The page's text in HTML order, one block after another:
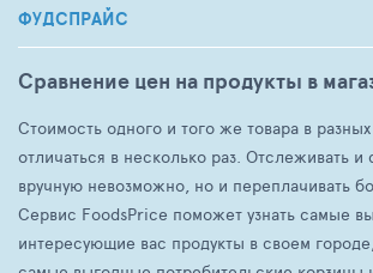
2-бром-2-нитропропан-1,3-диол, CI
ФУДСПРАЙС
Сравнение цен на продукты в
Стоимость одного и того же товара в
отличаться в несколько раз. Отслеживать и
вручную невозможно, но и переплачивать
Сервис FoodsPrice поможет узнать самые
интересующие вас продукты в своем